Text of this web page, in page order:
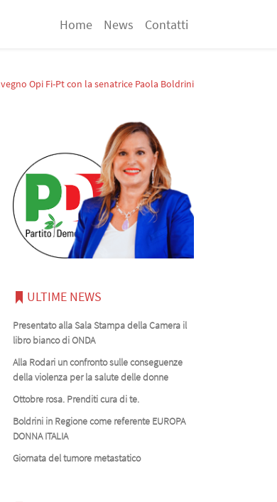
Home News Contatti
Opi Fi-Pt con la senatrice Paola Boldrini
ULTIME NEWS
Presentato alla Sala Stampa della Camera il
libro bianco di ONDA
Alla Rodari un confronto sulle conseguenze
della violenza per la salute delle donne
Ottobre rosa. Prenditi cura di te.
Boldrini in Regione come referente EUROPA
DONNA ITALIA
Giornata del tumore metastatico